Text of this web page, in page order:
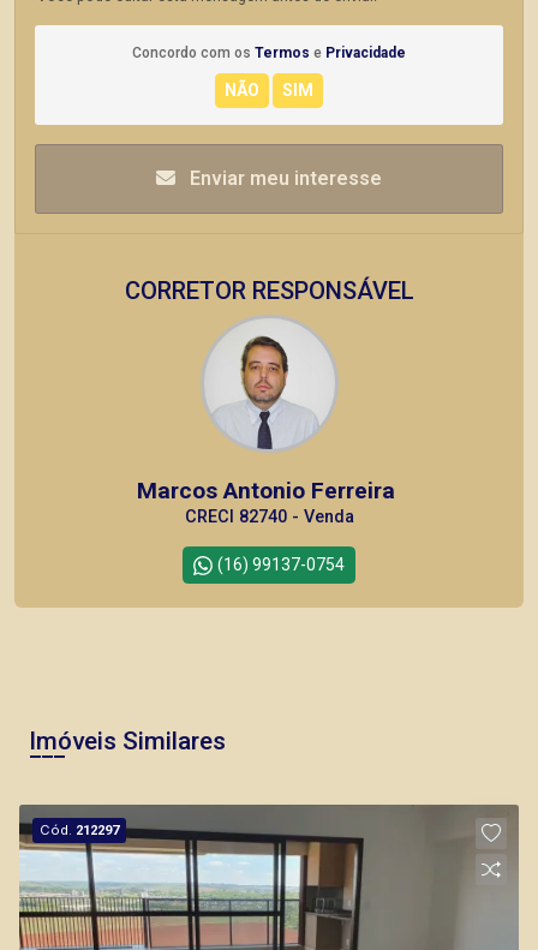
Concordo com os Termos e Privacidade
Enviar meu interesse
CORRETOR RESPONSÁVEL
Marcos Antonio Ferreira
CRECI 82740 - Venda
(16) 99137-0754
Imóveis Similares
Cód. 212297